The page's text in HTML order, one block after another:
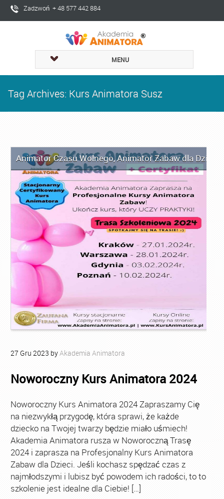
Zadzwoń + 48 577 442 884
MENU
Tag Archives: Kurs Animatora Susz
Animator Czasu Wolnego,Animator Zabaw dla Dzieci
27 Gru 2023 byAkademia Animatora
Noworoczny Kurs Animatora 2024
Noworoczny Kurs Animatora 2024 Zapraszamy Cię
na niezwykłą przygodę, która sprawi, że każde
dziecko na Twojej twarzy będzie miało uśmiech!
Akademia Animatora rusza w Noworoczną Trasę
2024 i zaprasza na Profesjonalny Kurs Animatora
Zabaw dla Dzieci. Jeśli kochasz spędzać czas z
najmłodszymi i lubisz być powodem ich radości, to to
szkolenie jest idealne dla Ciebie! […]